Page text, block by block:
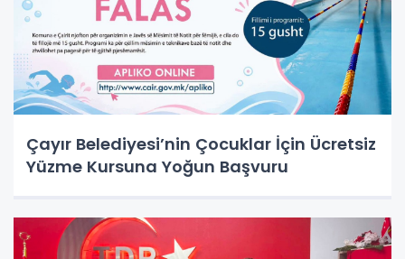
Çayır Belediyesi’nin Çocuklar İçin Ücretsiz
Yüzme Kursuna Yoğun Başvuru